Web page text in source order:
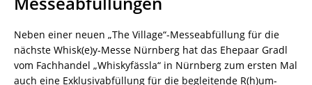
Neben einer neuen „The Village“-Messeabfüllung für die
nächste Whisk(e)y-Messe Nürnberg hat das Ehepaar Gradl
vom Fachhandel „Whiskyfässla“ in Nürnberg zum ersten Mal
auch eine Exklusivabfüllung für die begleitende R(h)um-